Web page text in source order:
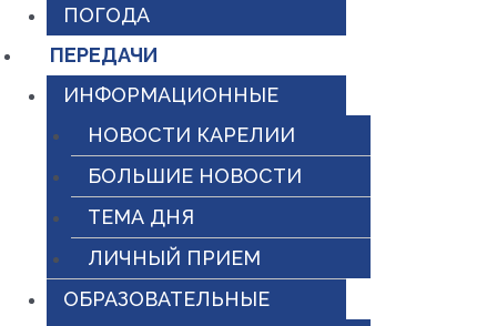
ПОГОДА
ПЕРЕДАЧИ
ИНФОРМАЦИОННЫЕ
НОВОСТИ КАРЕЛИИ
БОЛЬШИЕ НОВОСТИ
ТЕМА ДНЯ
ЛИЧНЫЙ ПРИЕМ
ОБРАЗОВАТЕЛЬНЫЕ